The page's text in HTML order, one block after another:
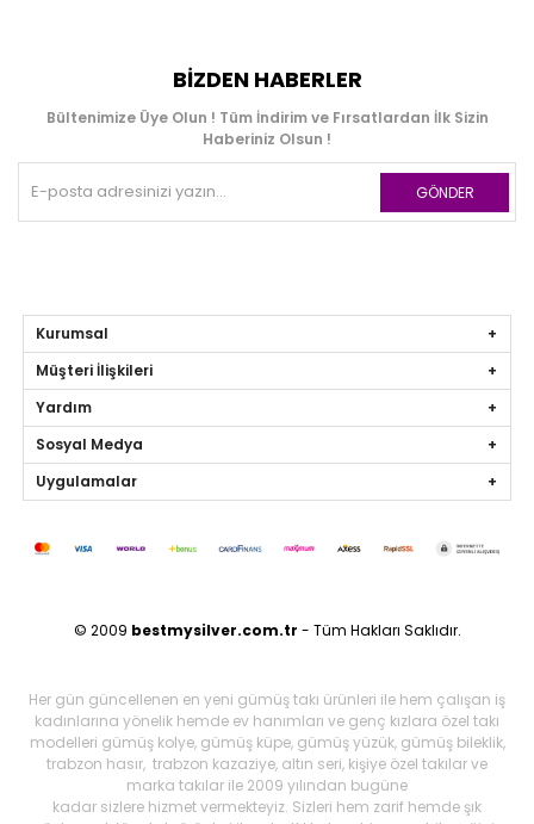
BIZDEN HABERLER
Bültenimize Üye Olun ! Tüm İndirim ve Fırsatlardan İlk Sizin
Haberiniz Olsun !
GÖNDER
Kurumsal
Müşteri İlişkileri
Yardım
Sosyal Medya
Uygulamalar
© 2009 bestmysilver.com.tr - Tüm Hakları Saklıdır.
Her gün güncellenen en yeni gümüş takı ürünleri ile hem çalışan iş
kadınlarına yönelik hemde ev hanımları ve genç kızlara özel takı
modelleri gümüş kolye, gümüş küpe, gümüş yüzük, gümüş bileklik,
trabzon hasır, trabzon kazaziye, altın seri, kişiye özel takılar ve
marka takılar ile 2009 yılından bugüne
kadar sizlere hizmet vermekteyiz. Sizleri hem zarif hemde şık